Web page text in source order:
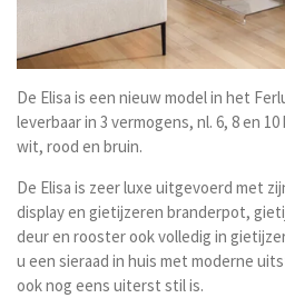
De Elisa is een nieuw model in het
leverbaar in 3 vermogens, nl. 6, 8 en
wit, rood en bruin.
De Elisa is zeer luxe uitgevoerd met
display en gietijzeren branderpot,
deur en rooster ook volledig in
u een sieraad in huis met moderne
ook nog eens uiterst stil is.